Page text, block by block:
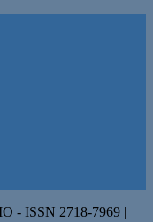
- ISSN 2718-7969 |